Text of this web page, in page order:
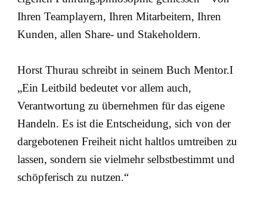
Ihren Teamplayern, Ihren Mitarbeitern, Ihren
Kunden, allen Share- und Stakeholdern.
Horst Thurau schreibt in seinem Buch Mentor.I
„Ein Leitbild bedeutet vor allem auch,
Verantwortung zu übernehmen für das eigene
Handeln. Es ist die Entscheidung, sich von der
dargebotenen Freiheit nicht haltlos umtreiben zu
lassen, sondern sie vielmehr selbstbestimmt und
schöpferisch zu nutzen.“